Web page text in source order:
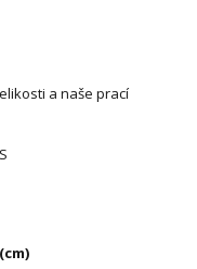
a naše prací